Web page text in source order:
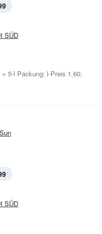
SÜD
5-l Packung; l-Preis 1.60;
SÜD